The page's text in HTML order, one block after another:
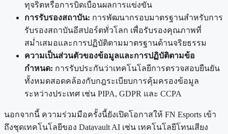
ทุจริตหรือการบิดเบือนผลการแข่งขัน
การรับรองสถาบัน: การพัฒนากรอบมาตรฐานสำหรับการ
รับรองสถาบันอีสปอร์ตทั่วโลก เพื่อรับรองคุณภาพที่
สม่ำเสมอและการปฏิบัติตามมาตรฐานด้านจริยธรรม
ความเป็นส่วนตัวของข้อมูลและการปฏิบัติตามข้อ
กำหนด: การรับประกันว่าเทคโนโลยีการตรวจสอบยืนยัน
ทั้งหมดสอดคล้องกับกฎระเบียบการคุ้มครองข้อมูล
ระหว่างประเทศ เช่น PIPA, GDPR และ CCPA
นอกจากนี้ ความร่วมมือครั้งนี้ยังเปิดโอกาสให้ FN Esports เข้า
ถึงชุดเทคโนโลยีของ Datavault AI เช่น เทคโนโลยีโทนเสียง